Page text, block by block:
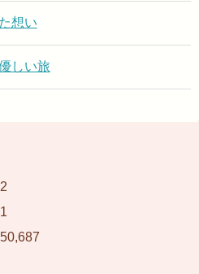
想い
しい旅